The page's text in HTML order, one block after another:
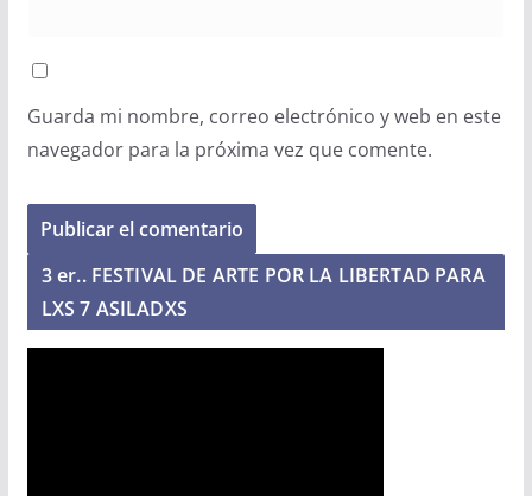
Guarda mi nombre, correo electrónico y web en este
navegador para la próxima vez que comente.
3 er.. FESTIVAL DE ARTE POR LA LIBERTAD PARA
LXS 7 ASILADXS